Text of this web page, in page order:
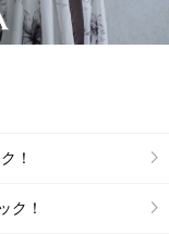
！
ク！